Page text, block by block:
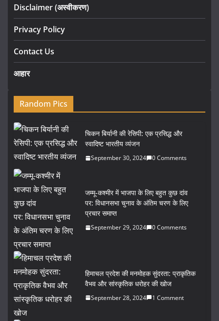
Disclaimer (अस्वीकरण)
Privacy Policy
Contact Us
आहार
Random Pics
चिकन बिर्यानी की रेसिपी: एक प्रसिद्ध और
स्वादिष्ट भारतीय व्यंजन
September 30, 2024 0 Comments
जम्मू-कश्मीर में भाजपा के लिए बहुत कुछ दांव
पर: विधानसभा चुनाव के अंतिम चरण के लिए
प्रचार समाप्त
September 29, 2024 0 Comments
हिमाचल प्रदेश की मनमोहक सुंदरता: प्राकृतिक
वैभव और सांस्कृतिक धरोहर की खोज
September 28, 2024 1 Comment